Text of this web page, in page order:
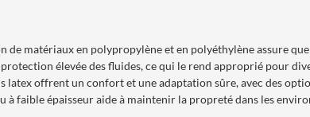
de matériaux en polypropylène et en polyéthylène assure
élevée des fluides, ce qui le rend approprié pour
latex offrent un confort et une adaptation sûre, avec des
à faible épaisseur aide à maintenir la propreté dans les